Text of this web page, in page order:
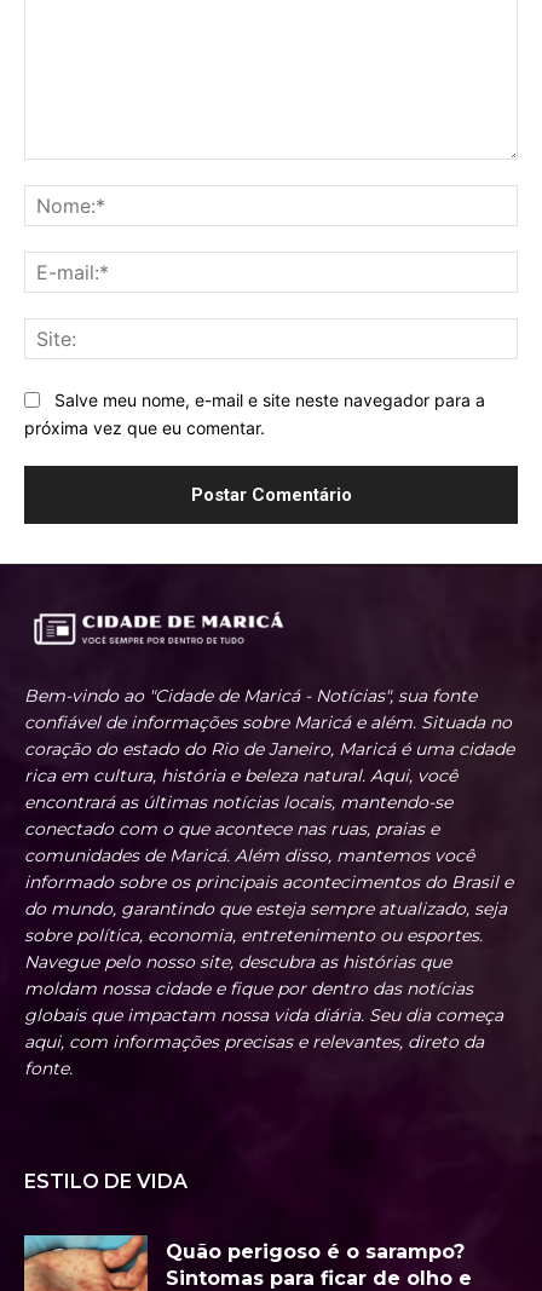
Salve meu nome, e-mail e site neste navegador para a
próxima vez que eu comentar.
Bem-vindo ao "Cidade de Maricá - Notícias", sua fonte
confiável de informações sobre Maricá e além. Situada no
coração do estado do Rio de Janeiro, Maricá é uma cidade
rica em cultura, história e beleza natural. Aqui, você
encontrará as últimas notícias locais, mantendo-se
conectado com o que acontece nas ruas, praias e
comunidades de Maricá. Além disso, mantemos você
informado sobre os principais acontecimentos do Brasil e
do mundo, garantindo que esteja sempre atualizado, seja
sobre política, economia, entretenimento ou esportes.
Navegue pelo nosso site, descubra as histórias que
moldam nossa cidade e fique por dentro das notícias
globais que impactam nossa vida diária. Seu dia começa
aqui, com informações precisas e relevantes, direto da
fonte.
ESTILO DE VIDA
Quão perigoso é o sarampo?
Sintomas para ficar de olho e